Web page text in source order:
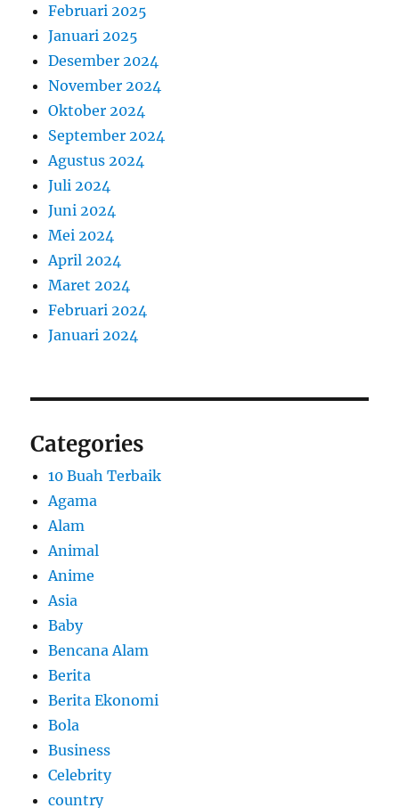
Februari 2025
Januari 2025
Desember 2024
November 2024
Oktober 2024
September 2024
Agustus 2024
Juli 2024
Juni 2024
Mei 2024
April 2024
Maret 2024
Februari 2024
Januari 2024
Categories
10 Buah Terbaik
Agama
Alam
Animal
Anime
Asia
Baby
Bencana Alam
Berita
Berita Ekonomi
Bola
Business
Celebrity
country